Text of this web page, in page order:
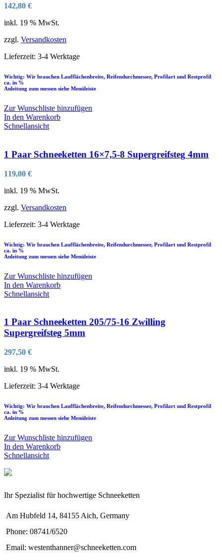
142,80 €
inkl. 19 % MwSt.
zzgl. Versandkosten
Lieferzeit: 3-4 Werktage
Wichtig: Wir brauchen Laufflächenbreite, Reifendurchmesser, Profilart und Restprofil
ca. in %
Anleitung zum messen siehe Menüleiste
Zur Wunschliste hinzufügen
In den Warenkorb
Schnellansicht
1 Paar Schneeketten 16×7,5-8 Supergreifsteg 4mm
119,00 €
inkl. 19 % MwSt.
zzgl. Versandkosten
Lieferzeit: 3-4 Werktage
Wichtig: Wir brauchen Laufflächenbreite, Reifendurchmesser, Profilart und Restprofil
ca. in %
Anleitung zum messen siehe Menüleiste
Zur Wunschliste hinzufügen
In den Warenkorb
Schnellansicht
1 Paar Schneeketten 205/75-16 Zwilling
Supergreifsteg 5mm
297,50 €
inkl. 19 % MwSt.
Lieferzeit: 3-4 Werktage
Wichtig: Wir brauchen Laufflächenbreite, Reifendurchmesser, Profilart und Restprofil
ca. in %
Anleitung zum messen siehe Menüleiste
Zur Wunschliste hinzufügen
In den Warenkorb
Schnellansicht
Ihr Spezialist für hochwertige Schneeketten
Am Hubfeld 14, 84155 Aich, Germany
Phone: 08741/6520
Email: westenthanner@schneeketten.com